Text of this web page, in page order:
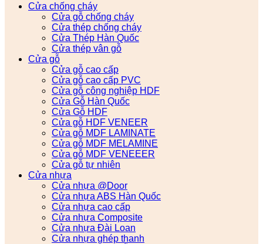
Cửa chống cháy
Cửa gỗ chống cháy
Cửa thép chống cháy
Cửa Thép Hàn Quốc
Cửa thép vân gỗ
Cửa gỗ
Cửa gỗ cao cấp
Cửa gỗ cao cấp PVC
Cửa gỗ công nghiệp HDF
Cửa Gỗ Hàn Quốc
Cửa Gỗ HDF
Cửa gỗ HDF VENEER
Cửa gỗ MDF LAMINATE
Cửa gỗ MDF MELAMINE
Cửa gỗ MDF VENEEER
Cửa gỗ tự nhiên
Cửa nhựa
Cửa nhựa @Door
Cửa nhựa ABS Hàn Quốc
Cửa nhựa cao cấp
Cửa nhựa Composite
Cửa nhựa Đài Loan
Cửa nhựa ghép thanh